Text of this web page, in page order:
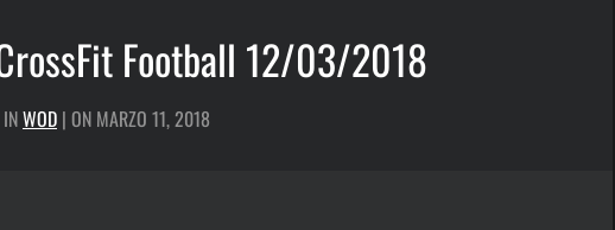
Football 12/03/2018
WOD | ON MARZO 11, 2018